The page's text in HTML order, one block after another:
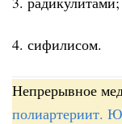
4. сифилисом.
Непрерывное
полиартериит.